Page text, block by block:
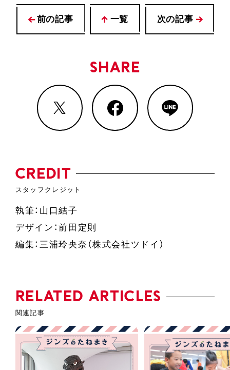
前の記事 一覧 次の記事
SHARE
CREDIT
執筆：山口結子
デザイン：前田定則
編集：三浦玲央奈（株式会社ツドイ）
RELATED ARTICLES